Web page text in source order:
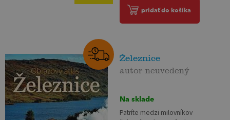
pridať do košíka
Železnice
autor neuvedený
Na sklade
Patríte medzi milovníkov